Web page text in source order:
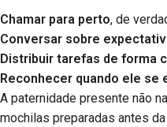
Chamar para perto, de
Conversar sobre
Distribuir tarefas de forma
Reconhecer quando ele se
A paternidade presente não
mochilas preparadas antes